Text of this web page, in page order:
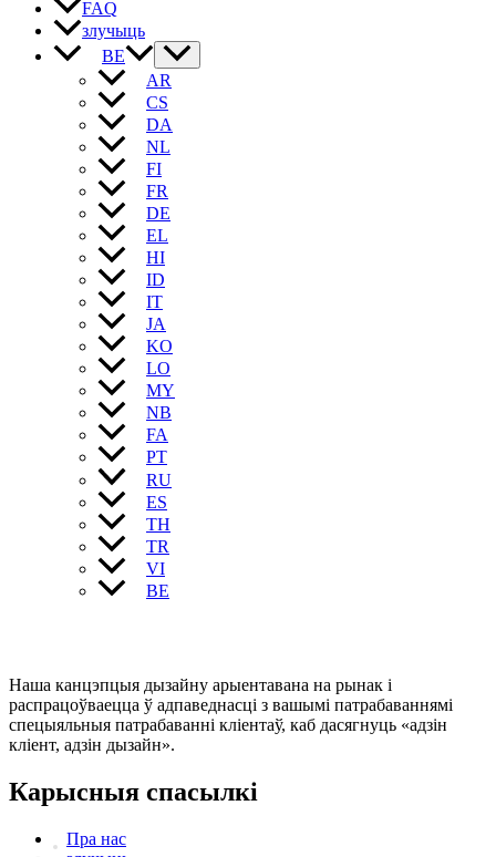
FAQ
злучыць
BE
AR
CS
DA
NL
FI
FR
DE
EL
HI
ID
IT
JA
KO
LO
MY
NB
FA
PT
RU
ES
TH
TR
VI
BE
Наша канцэпцыя дызайну арыентавана на рынак і
распрацоўваецца ў адпаведнасці з вашымі патрабаваннямі
спецыяльныя патрабаванні кліентаў, каб дасягнуць «адзін
кліент, адзін дызайн».
Карысныя спасылкі
Пра нас